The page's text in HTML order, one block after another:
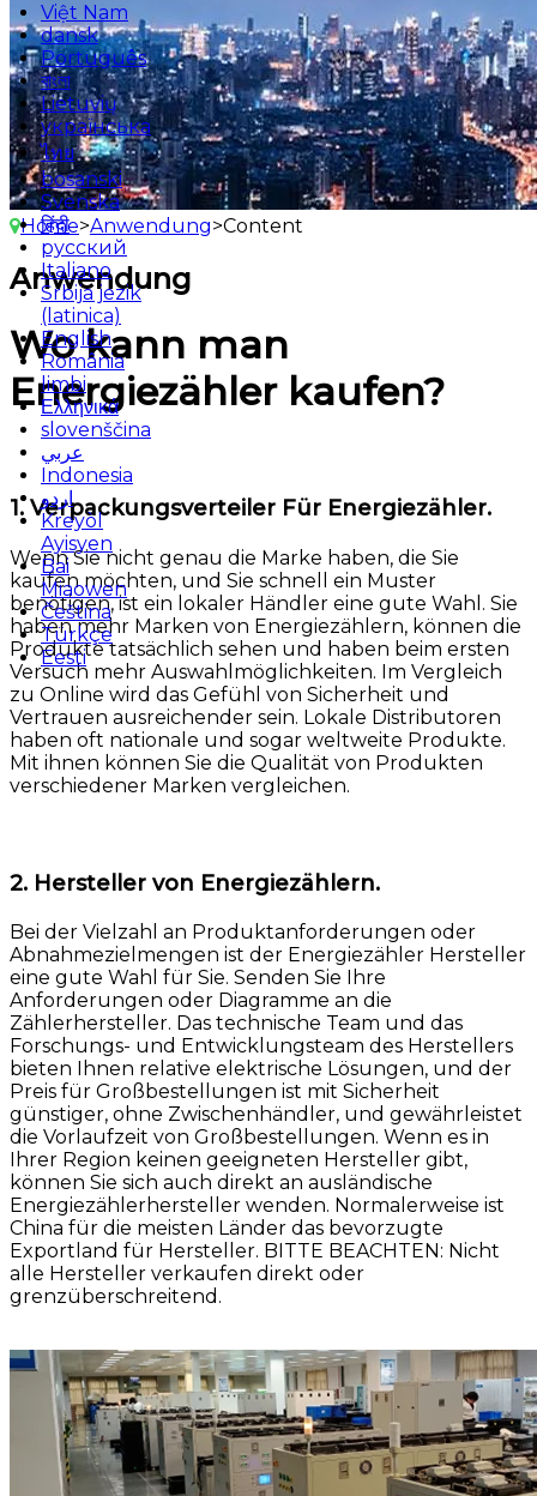
Việt Nam
dansk
Português
বাংলা
Lietuvių
українська
ไทย
bosanski
Svenska
हिंदी
русский
Italiano
Srbija jezik
(latinica)
English
România
limbi
Ελληνικά
slovenščina
عربي
Indonesia
اردو
Kreyòl
Ayisyen
Bai
Miaowen
Čeština
Türkçe
Eesti
Home>Anwendung>Content
Anwendung
Wo kann man
Energiezähler kaufen?
1. Verpackungsverteiler Für Energiezähler.
Wenn Sie nicht genau die Marke haben, die Sie
kaufen möchten, und Sie schnell ein Muster
benötigen, ist ein lokaler Händler eine gute Wahl. Sie
haben mehr Marken von Energiezählern, können die
Produkte tatsächlich sehen und haben beim ersten
Versuch mehr Auswahlmöglichkeiten. Im Vergleich
zu Online wird das Gefühl von Sicherheit und
Vertrauen ausreichender sein. Lokale Distributoren
haben oft nationale und sogar weltweite Produkte.
Mit ihnen können Sie die Qualität von Produkten
verschiedener Marken vergleichen.
2. Hersteller von Energiezählern.
Bei der Vielzahl an Produktanforderungen oder
Abnahmezielmengen ist der Energiezähler Hersteller
eine gute Wahl für Sie. Senden Sie Ihre
Anforderungen oder Diagramme an die
Zählerhersteller. Das technische Team und das
Forschungs- und Entwicklungsteam des Herstellers
bieten Ihnen relative elektrische Lösungen, und der
Preis für Großbestellungen ist mit Sicherheit
günstiger, ohne Zwischenhändler, und gewährleistet
die Vorlaufzeit von Großbestellungen. Wenn es in
Ihrer Region keinen geeigneten Hersteller gibt,
können Sie sich auch direkt an ausländische
Energiezählerhersteller wenden. Normalerweise ist
China für die meisten Länder das bevorzugte
Exportland für Hersteller. BITTE BEACHTEN: Nicht
alle Hersteller verkaufen direkt oder
grenzüberschreitend.